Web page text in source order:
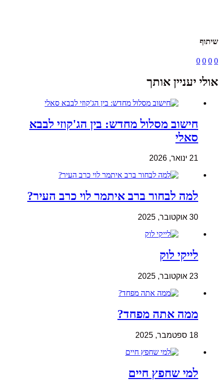
שיתוף
0
0
0
0
אולי יעניין אותך
חישוב מסלול מחדש: בין הג'קוזי לבבא
סאלי
21 ינואר, 2026
למה לבחור ברב איתמר לוי כרב העיר?
30 אוקטובר, 2025
לייקי לוק
23 אוקטובר, 2025
ממה אתה מפחד?
18 ספטמבר, 2025
למי שחפץ חיים